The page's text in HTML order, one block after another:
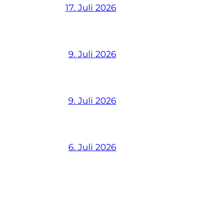
17. Juli 2026
9. Juli 2026
9. Juli 2026
6. Juli 2026